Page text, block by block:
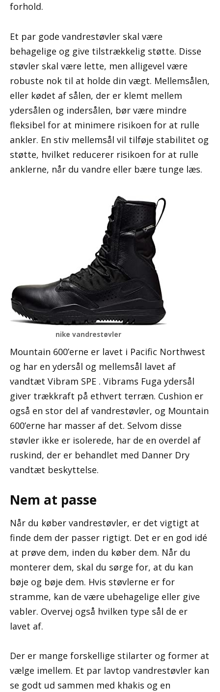
forhold.
Et par gode vandrestøvler skal være
behagelige og give tilstrækkelig støtte. Disse
støvler skal være lette, men alligevel være
robuste nok til at holde din vægt. Mellemsålen,
eller kødet af sålen, der er klemt mellem
ydersålen og indersålen, bør være mindre
fleksibel for at minimere risikoen for at rulle
ankler. En stiv mellemsål vil tilføje stabilitet og
støtte, hvilket reducerer risikoen for at rulle
anklerne, når du vandre eller bære tunge læs.
nike vandrestøvler
Mountain 600’erne er lavet i Pacific Northwest
og har en ydersål og mellemsål lavet af
vandtæt Vibram SPE . Vibrams Fuga ydersål
giver trækkraft på ethvert terræn. Cushion er
også en stor del af vandrestøvler, og Mountain
600’erne har masser af det. Selvom disse
støvler ikke er isolerede, har de en overdel af
ruskind, der er behandlet med Danner Dry
vandtæt beskyttelse.
Nem at passe
Når du køber vandrestøvler, er det vigtigt at
finde dem der passer rigtigt. Det er en god idé
at prøve dem, inden du køber dem. Når du
monterer dem, skal du sørge for, at du kan
bøje og bøje dem. Hvis støvlerne er for
stramme, kan de være ubehagelige eller give
vabler. Overvej også hvilken type sål de er
lavet af.
Der er mange forskellige stilarter og former at
vælge imellem. Et par lavtop vandrestøvler kan
se godt ud sammen med khakis og en